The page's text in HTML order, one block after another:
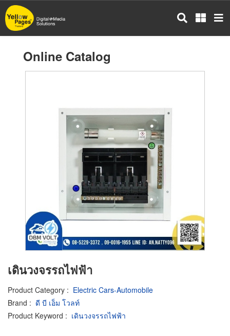
Skip
to
main
Online Catalog
เดินวงจรรถไฟฟ้า
Product Category : Electric Cars-Automobile
Brand : ดี บี เอ็ม โวลท์
Product Keyword : เดินวงจรรถไฟฟ้า